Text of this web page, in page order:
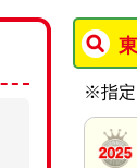
※指